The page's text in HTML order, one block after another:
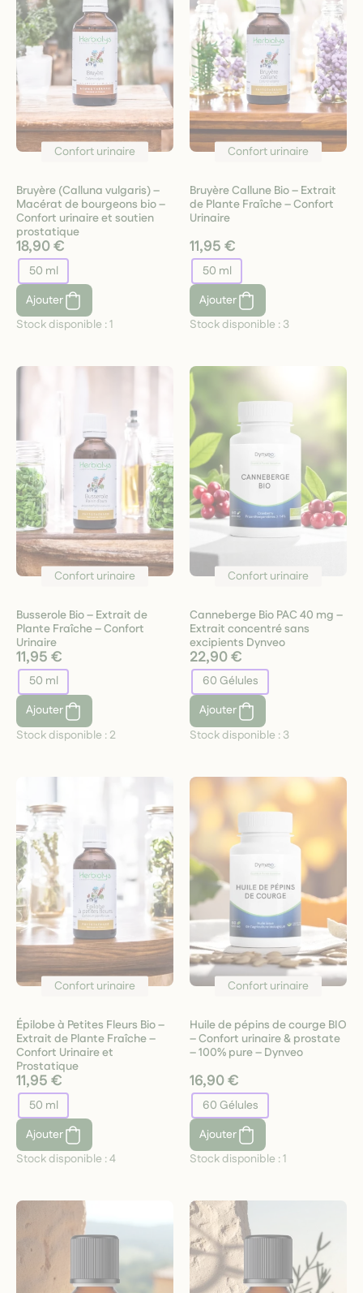
Confort urinaire
Bruyère (Calluna vulgaris) –
Macérat de bourgeons bio –
Confort urinaire et soutien
prostatique
18,90 €
50 ml
Ajouter
Stock disponible :1
Confort urinaire
Bruyère Callune Bio – Extrait
de Plante Fraîche – Confort
Urinaire
11,95 €
50 ml
Ajouter
Stock disponible : 3
Confort urinaire
Busserole Bio – Extrait de
Plante Fraîche – Confort
Urinaire
11,95 €
50 ml
Ajouter
Stock disponible : 2
Confort urinaire
Canneberge Bio PAC 40 mg –
Extrait concentré sans
excipients Dynveo
22,90 €
60 Gélules
Ajouter
Stock disponible : 3
Confort urinaire
Épilobe à Petites Fleurs Bio –
Extrait de Plante Fraîche –
Confort Urinaire et
Prostatique
11,95 €
50 ml
Ajouter
Stock disponible :4
Confort urinaire
Huile de pépins de courge BIO
– Confort urinaire & prostate
– 100% pure – Dynveo
16,90 €
60 Gélules
Ajouter
Stock disponible :1